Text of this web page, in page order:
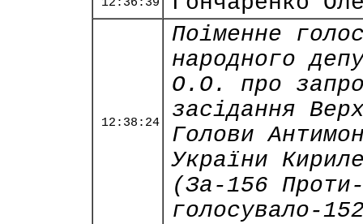
12:38:24
Поіменне
народного
О.О. про
засідання
Голови
України
(За-156
голосувало-